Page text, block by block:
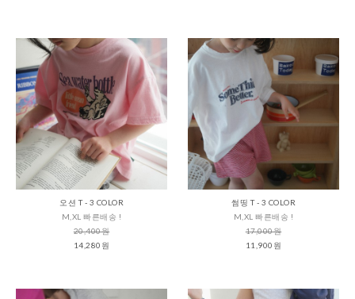
오션 T - 3 COLOR
M,XL 빠른배송 !
20,400원
14,280원
썸띵 T - 3 COLOR
M,XL 빠른배송 !
17,000원
11,900원